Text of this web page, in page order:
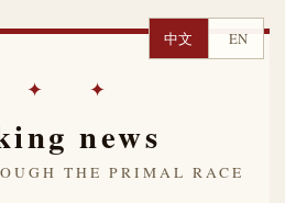
中文 EN
✦ ✦
news
THE PRIMAL RACE